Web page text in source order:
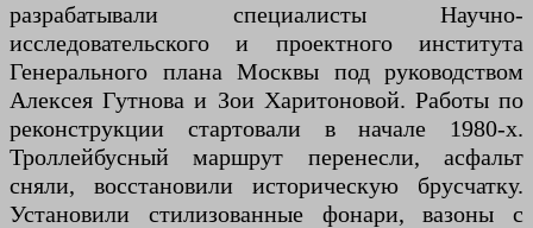
разрабатывали специалисты Научно-
исследовательского и проектного института
Генерального плана Москвы под руководством
Алексея Гутнова и Зои Харитоновой. Работы по
реконструкции стартовали в начале 1980-х.
Троллейбусный маршрут перенесли, асфальт
сняли, восстановили историческую брусчатку.
Установили стилизованные фонари, вазоны с